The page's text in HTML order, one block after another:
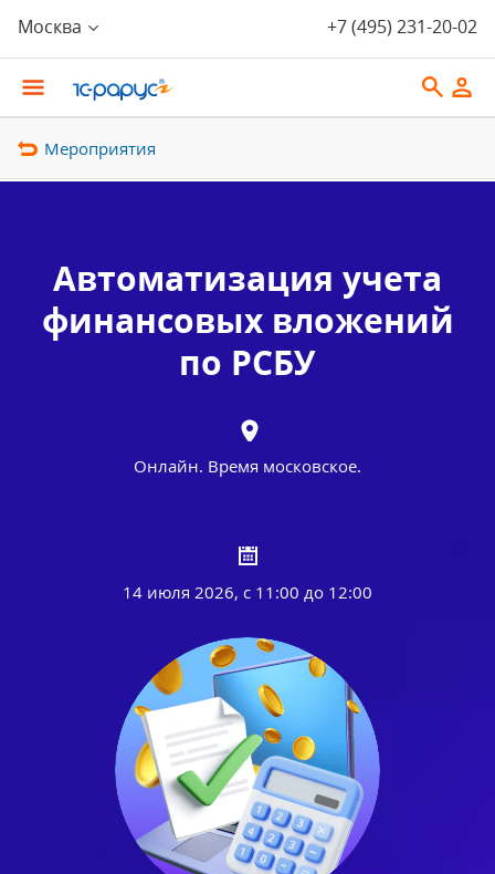
Москва +7 (495) 231-20-02
Мероприятия
Автоматизация учета
финансовых вложений
по РСБУ
Онлайн. Время московское.
14 июля 2026, с 11:00 до 12:00